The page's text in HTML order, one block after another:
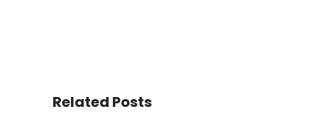
Related Posts